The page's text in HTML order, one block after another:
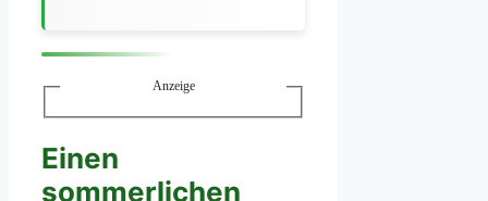
Anzeige
Einen
sommerlichen